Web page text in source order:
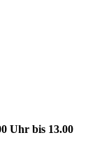
Uhr bis 13.00